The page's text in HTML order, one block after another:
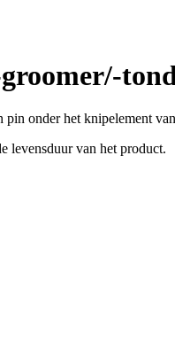
onder het knipelement
levensduur van het product.